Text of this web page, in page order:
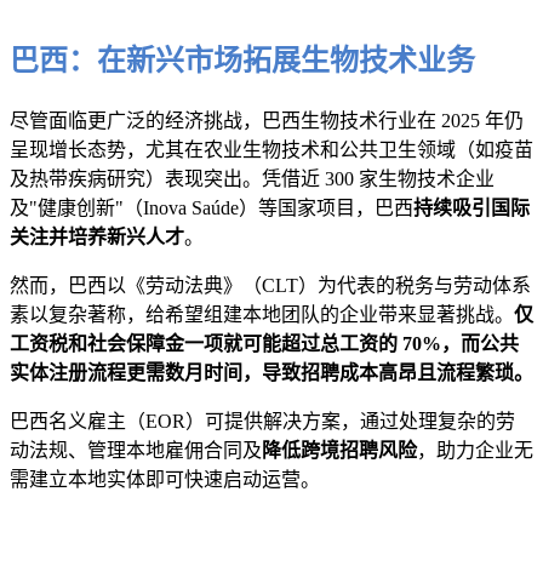
巴西：在新兴市场拓展生物技术业务
尽管面临更广泛的经济挑战，巴西生物技术行业在 2025 年仍
呈现增长态势，尤其在农业生物技术和公共卫生领域（如疫苗
及热带疾病研究）表现突出。凭借近 300 家生物技术企业
及"健康创新"（Inova Saúde）等国家项目，巴西持续吸引国际
关注并培养新兴人才。
然而，巴西以《劳动法典》（CLT）为代表的税务与劳动体系
素以复杂著称，给希望组建本地团队的企业带来显著挑战。 仅
工资税和社会保障金一项就可能超过总工资的 70%，而公共
实体注册流程更需数月时间，导致招聘成本高昂且流程繁琐。
巴西名义雇主（EOR）可提供解决方案，通过处理复杂的劳
动法规、管理本地雇佣合同及 降低跨境招聘风险，助力企业无
需建立本地实体即可快速启动运营。